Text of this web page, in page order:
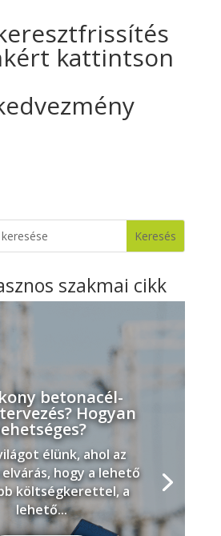
kattintson
szakmai cikk
betonacél-
Hogyan
élünk, ahol az
hogy a lehető
költségkerettel, a
lehető...